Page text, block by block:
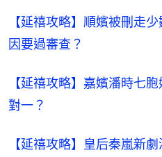
【延禧攻略】順嬪被刪走
因要過審查？​
【延禧攻略】嘉嬪潘時七
對一？​
【延禧攻略】皇后秦嵐新